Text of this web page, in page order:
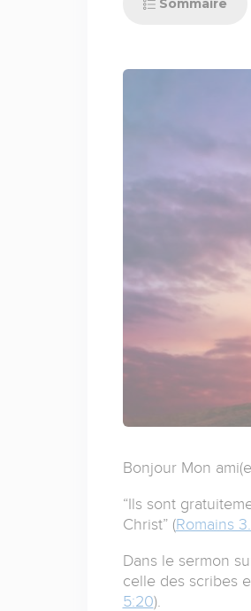
Sommaire
Bonjour Mon
“Ils sont
Christ” (Romains
Dans le sermon
celle des scribes
5:20).